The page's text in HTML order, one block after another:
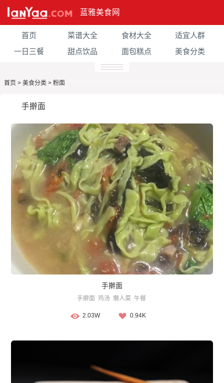
蓝雅美食网
首页 菜谱大全 食材大全
适宜人群
一日三餐
甜点饮品 面包糕点 美食分类
首页 > 美食分类 > 粉面
手擀面
手擀面
手擀面 鸡汤 懒人菜 午餐
2.03W 0.94K